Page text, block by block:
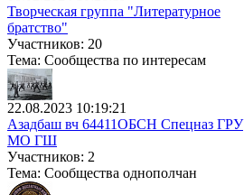
Творческая группа "Литературное
братство"
Участников: 20
Тема: Сообщества по интересам
22.08.2023 10:19:21
Азадбаш вч 64411ОБСН Спецназ ГРУ
МО ГШ
Участников: 2
Тема: Сообщества однополчан